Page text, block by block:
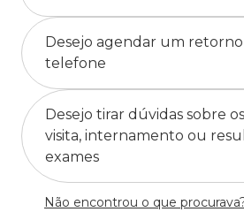
Desejo agendar um retorno
telefone
Desejo tirar dúvidas sobre
visita, internamento ou
exames
Não encontrou o que